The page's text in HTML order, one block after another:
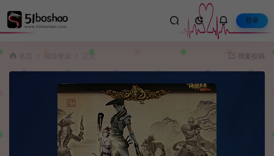
登录
端游资源 正文 我要投稿